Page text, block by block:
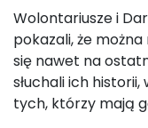
Wolontariusze i
pokazali, że
się nawet na
słuchali ich
tych, którzy mają